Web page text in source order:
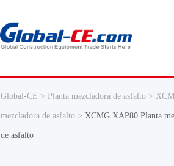
Global-CE > Planta mezcladora de asfalto >
mezcladora de asfalto > XCMG XAP80 Planta
de asfalto